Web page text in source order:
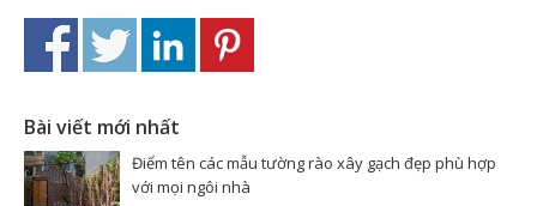
Bài viết mới nhất
Điểm tên các mẫu tường rào xây gạch đẹp phù hợp
với mọi ngôi nhà